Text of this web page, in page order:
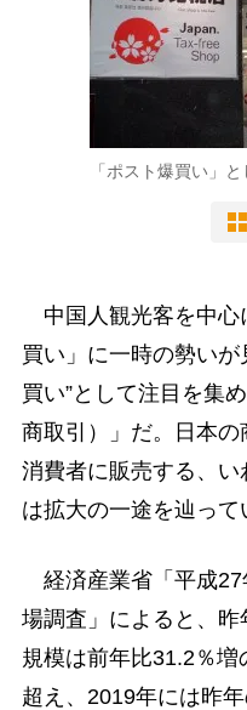
「ポスト爆買い」
中国人観光客を中心
買い」に一時の勢いが
買い”として注目を集
商取引）」だ。日本
消費者に販売する、
は拡大の一途を辿って
経済産業省「平成27
場調査」によると、
規模は前年比31.2％
超え、2019年には昨